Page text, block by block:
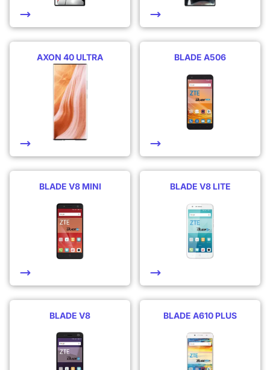
AXON 40 ULTRA BLADE A506
BLADE V8 MINI BLADE V8 LITE
BLADE V8 BLADE A610 PLUS